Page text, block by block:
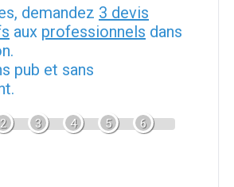
demandez 3 devis
aux professionnels dans
pub et sans
2 3 4 5 6